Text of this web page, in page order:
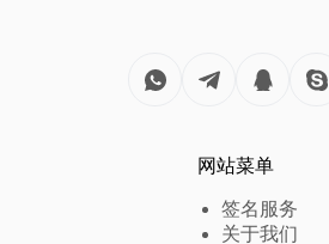
网站菜单
签名服务
关于我们